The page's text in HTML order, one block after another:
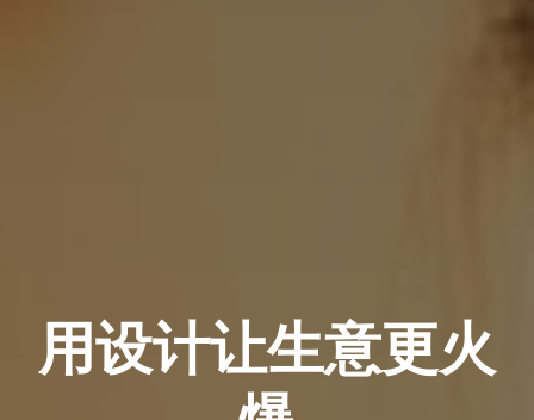
用设计让生意更火